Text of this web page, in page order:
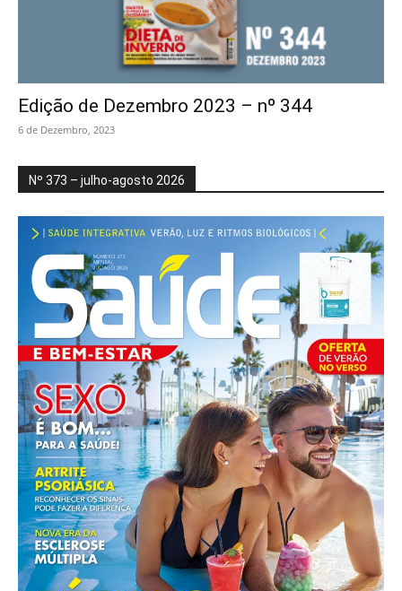
Edição de Dezembro 2023 – nº 344
6 de Dezembro, 2023
Nº 373 – julho-agosto 2026